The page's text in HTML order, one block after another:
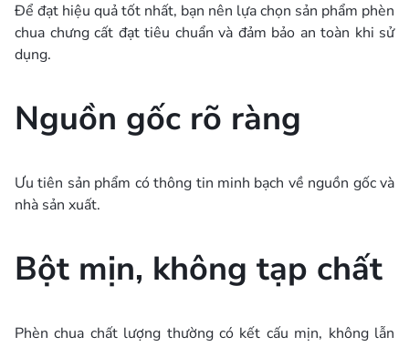
Để đạt hiệu quả tốt nhất, bạn nên lựa chọn sản phẩm phèn
chua chưng cất đạt tiêu chuẩn và đảm bảo an toàn khi sử
dụng.
Nguồn gốc rõ ràng
Ưu tiên sản phẩm có thông tin minh bạch về nguồn gốc và
nhà sản xuất.
Bột mịn, không tạp chất
Phèn chua chất lượng thường có kết cấu mịn, không lẫn